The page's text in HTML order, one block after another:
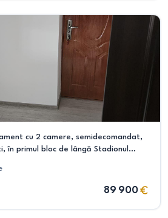
cu 2 camere, semidecomandat,
în primul bloc de lângă Stadionul
89 900